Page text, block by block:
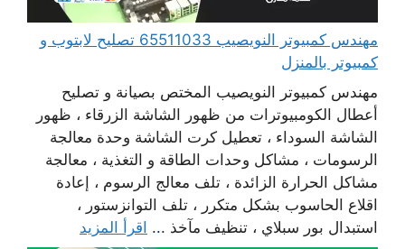
مهندس كمبيوتر النويصيب 65511033 تصليح لابتوب و
كمبيوتر بالمنزل
مهندس كمبيوتر النويصيب المختص بصيانة و تصليح
أعطال الكومبيوترات من ظهور الشاشة الزرقاء ، ظهور
الشاشة السوداء ، تعطيل كرت الشاشة وحدة معالجة
الرسومات ، مشاكل وحدات الطاقة و التغذية ، معالجة
مشاكل الحرارة الزائدة ، تلف معالج الرسوم ، إعادة
اقلاع الحاسوب بشكل متكرر ، تلف التوانزستور ،
استبدال بور سبلاي ، تنظيف مآخذ ... اقرأ المزيد